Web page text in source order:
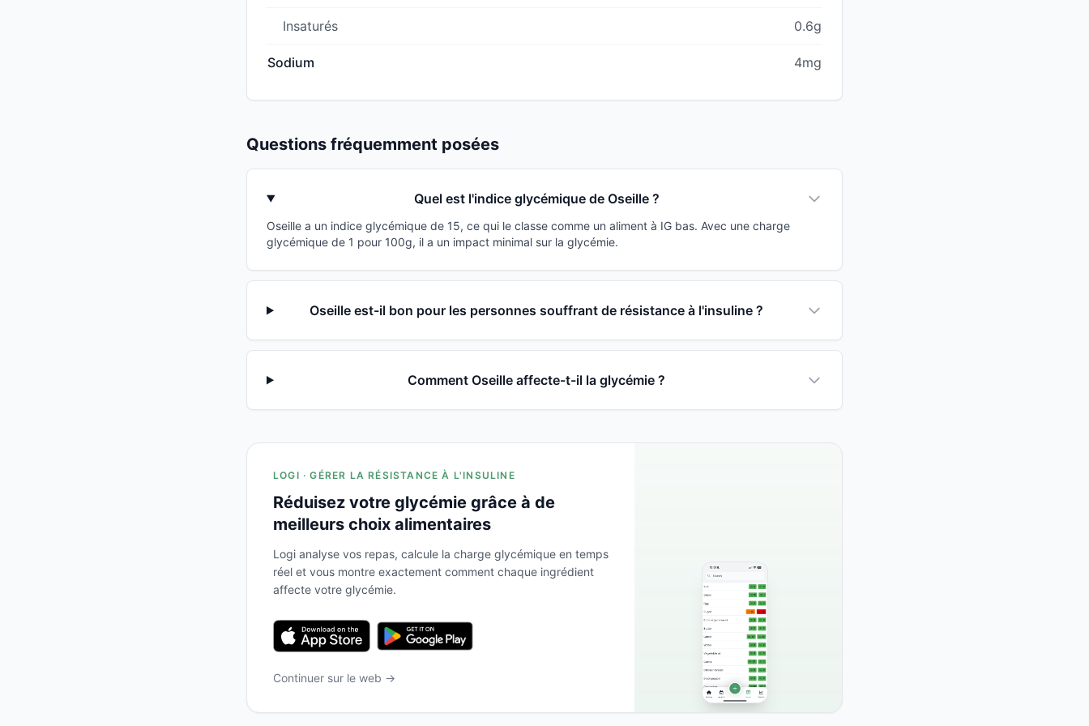
Insaturés 0.6g
Sodium 4mg
Questions fréquemment posées
Quel est l'indice glycémique de Oseille ?
Oseille a un indice glycémique de 15, ce qui le classe comme un aliment à IG bas. Avec une charge
glycémique de 1 pour 100g, il a un impact minimal sur la glycémie.
Oseille est-il bon pour les personnes souffrant de résistance à l'insuline ?
Comment Oseille affecte-t-il la glycémie ?
LOGI · GÉRER LA RÉSISTANCE À L'INSULINE
Réduisez votre glycémie grâce à de
meilleurs choix alimentaires
Logi analyse vos repas, calcule la charge glycémique en temps
réel et vous montre exactement comment chaque ingrédient
affecte votre glycémie.
Continuer sur le web →